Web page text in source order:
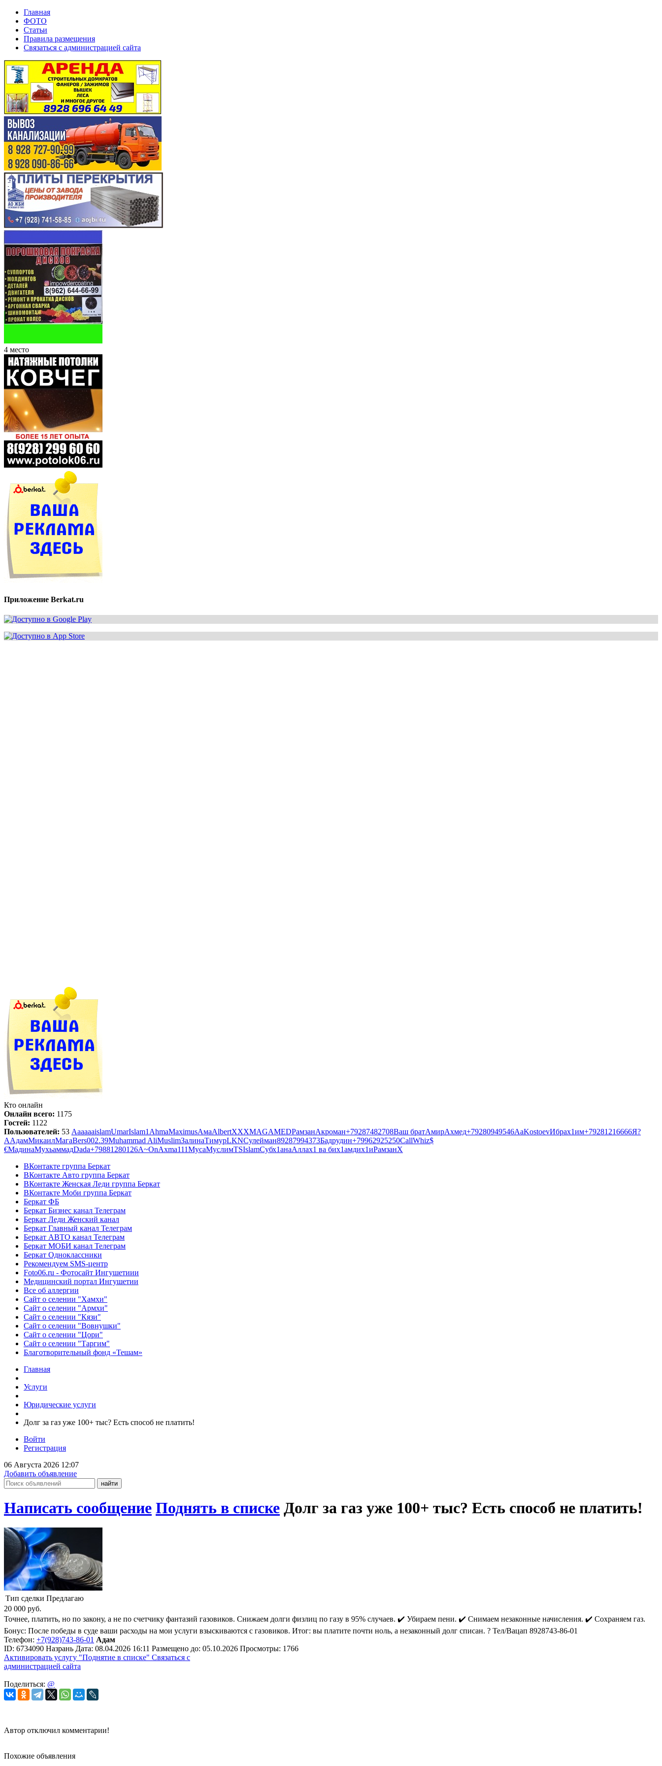
Главная
ФОТО
Статьи
Правила размещения
Связаться с администрацией сайта
4 место
Приложение Berkat.ru
Кто онлайн
Онлайн всего: 1175
Гостей: 1122
Пользователей: 53 АаааааislamUmarIslam1 AhmaMaximusАмаAlbertХХХMAGAMEDРамзанАкроман+79287482708Ваш братАмирАхмед+79280949546АаKostoevИбрах1им+79281216666Я?
ААдамМикаилМагаBers002.39Muhammad AliMuslimЗалинаТимурLKNСулейман89287994373Бадрудин+79962925250CallWhiz$
€МадинаМухьаммадDada+79881280126A~OnAxma111МусаМуслимТSIslamСубх1анаАллах1 ва бих1амдих1иРамзанX
ВКонтакте группа Беркат
ВКонтакте Авто группа Беркат
ВКонтакте Женская Леди группа Беркат
ВКонтакте Моби группа Беркат
Беркат ФБ
Беркат Бизнес канал Телеграм
Беркат Леди Женский канал
Беркат Главный канал Телеграм
Беркат АВТО канал Телеграм
Беркат МОБИ канал Телеграм
Беркат Одноклассники
Рекомендуем SMS-центр
Foto06.ru - Фотосайт Ингушетиии
Медицинский портал Ингушетии
Все об аллергии
Сайт о селении "Хамхи"
Сайт о селении "Армхи"
Сайт о селении "Кязи"
Сайт о селении "Вовнушки"
Сайт о селении "Цори"
Сайт о селении "Таргим"
Благотворительный фонд «Тешам»
Главная
Услуги
Юридические услуги
Долг за газ уже 100+ тыс? Есть способ не платить!
Войти
Регистрация
06 Августа 2026 12:07
Добавить объявление
Написать сообщение Поднять в списке Долг за газ уже 100+ тыс? Есть способ не платить!
Тип сделки Предлагаю
20 000 руб.
Точнее, платить, но по закону, а не по счетчику фантазий газовиков. Снижаем долги физлиц по газу в 95% случаев. ✔️ Убираем пени. ✔️ Снимаем незаконные начисления. ✔️ Сохраняем газ.
Бонус: После победы в суде ваши расходы на мои услуги взыскиваются с газовиков. Итог: вы платите почти ноль, а незаконный долг списан. ? Тел/Вацап 8928743-86-01
Телефон: +7(928)743-86-01 Адам
ID: 6734090 Назрань Дата: 08.04.2026 16:11 Размещено до: 05.10.2026 Просмотры: 1766
Активировать услугу "Поднятие в списке" Связаться с
администрацией сайта
Поделиться: @
Автор отключил комментарии!
Похожие объявления